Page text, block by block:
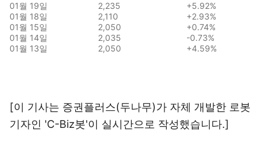
01월 19일
2,235
+5.92%
01월 18일
2,110
+2.93%
01월 15일
2,050
+0.74%
01월 14일
2,035
-0.73%
01월 13일
2,050 +4.59%
[이 기사는 증권플러스(두나무)가 자체 개발한 로봇
기자인 'C-Biz봇'이 실시간으로 작성했습니다.]